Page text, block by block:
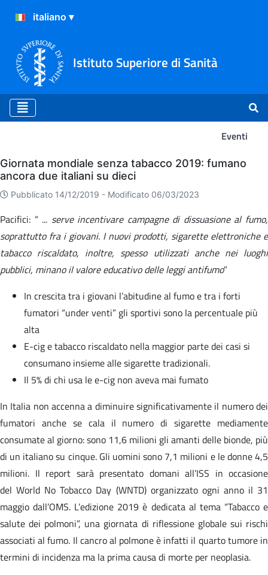
Istituto Superiore di Sanità
Eventi
Eventi
Giornata mondiale senza tabacco 2019: fumano
ancora due italiani su dieci
Pubblicato 14/12/2019 - Modificato 06/03/2023
Pacifici: “ ... serve incentivare campagne di dissuasione al fumo,
soprattutto fra i giovani. I nuovi prodotti, sigarette elettroniche e
tabacco riscaldato, inoltre, spesso utilizzati anche nei luoghi
pubblici, minano il valore educativo delle leggi antifumo”
In crescita tra i giovani l’abitudine al fumo e tra i forti
fumatori “under venti” gli sportivi sono la percentuale più
alta
E-cig e tabacco riscaldato nella maggior parte dei casi si
consumano insieme alle sigarette tradizionali.
Il 5% di chi usa le e-cig non aveva mai fumato
In Italia non accenna a diminuire significativamente il numero dei
fumatori anche se cala il numero di sigarette mediamente
consumate al giorno: sono 11,6 milioni gli amanti delle bionde, più
di un italiano su cinque. Gli uomini sono 7,1 milioni e le donne 4,5
milioni. Il report sarà presentato domani all’ISS in occasione
del World No Tobacco Day (WNTD) organizzato ogni anno il 31
maggio dall’OMS. L’edizione 2019 è dedicata al tema “Tabacco e
salute dei polmoni”, una giornata di riflessione globale sui rischi
associati al fumo. Il cancro al polmone è infatti il quarto tumore in
termini di incidenza ma la prima causa di morte per neoplasia.